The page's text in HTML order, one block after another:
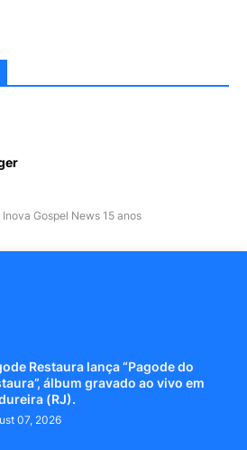
Gospel News 15 anos
Restaura lança “Pagode do
álbum gravado ao vivo em
(RJ).
07, 2026